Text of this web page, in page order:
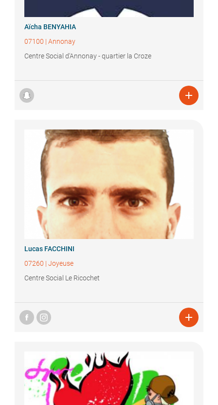
Aïcha BENYAHIA
07100 | Annonay
Centre Social d'Annonay - quartier la Croze

Lucas FACCHINI
07260 | Joyeuse
Centre Social Le Ricochet
